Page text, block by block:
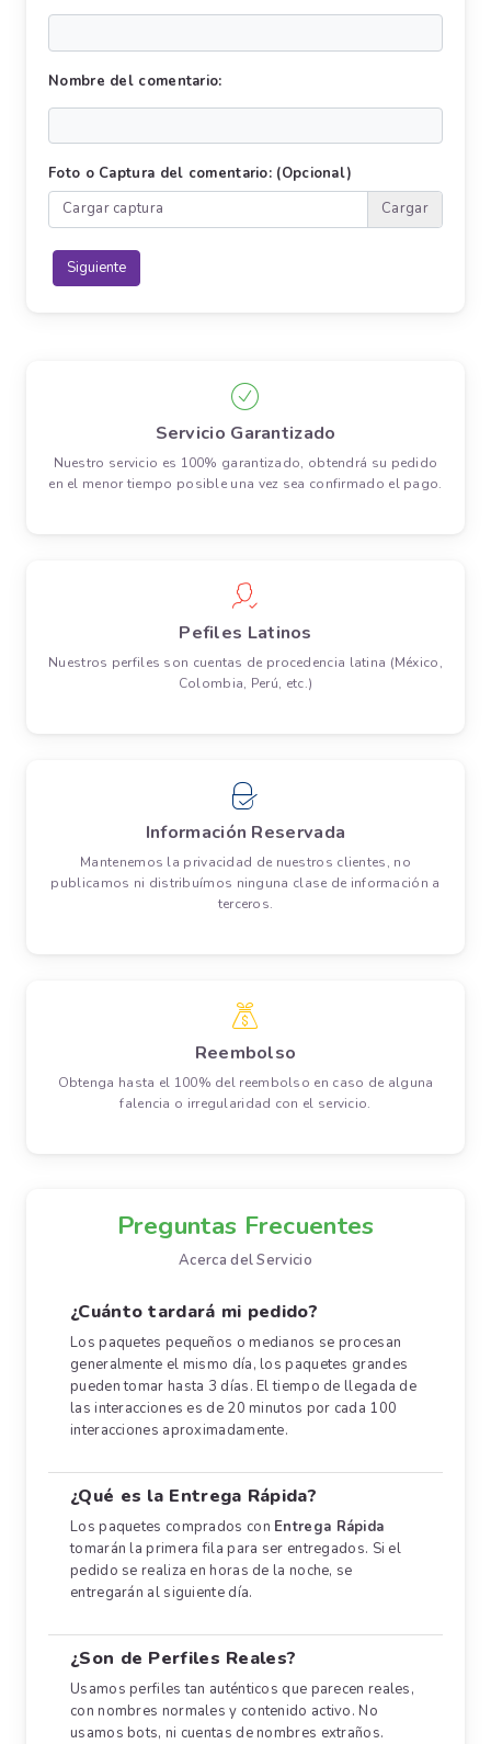
Nombre del comentario:
Foto o Captura del comentario: (Opcional)
Cargar captura
Servicio Garantizado
Nuestro servicio es 100% garantizado, obtendrá su pedido
en el menor tiempo posible una vez sea confirmado el pago.
Pefiles Latinos
Nuestros perfiles son cuentas de procedencia latina (México,
Colombia, Perú, etc.)
Información Reservada
Mantenemos la privacidad de nuestros clientes, no
publicamos ni distribuímos ninguna clase de información a
terceros.
Reembolso
Obtenga hasta el 100% del reembolso en caso de alguna
falencia o irregularidad con el servicio.
Preguntas Frecuentes
Acerca del Servicio
¿Cuánto tardará mi pedido?
Los paquetes pequeños o medianos se procesan
generalmente el mismo día, los paquetes grandes
pueden tomar hasta 3 días. El tiempo de llegada de
las interacciones es de 20 minutos por cada 100
interacciones aproximadamente.
¿Qué es la Entrega Rápida?
Los paquetes comprados con Entrega Rápida
tomarán la primera fila para ser entregados. Si el
pedido se realiza en horas de la noche, se
entregarán al siguiente día.
¿Son de Perfiles Reales?
Usamos perfiles tan auténticos que parecen reales,
con nombres normales y contenido activo. No
usamos bots, ni cuentas de nombres extraños.